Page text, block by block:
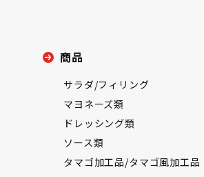
商品
サラダ/フィリング
マヨネーズ類
ドレッシング類
ソース類
タマゴ加工品/タマゴ風加工品